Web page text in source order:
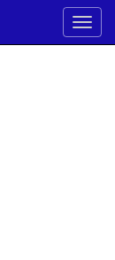
Meniu